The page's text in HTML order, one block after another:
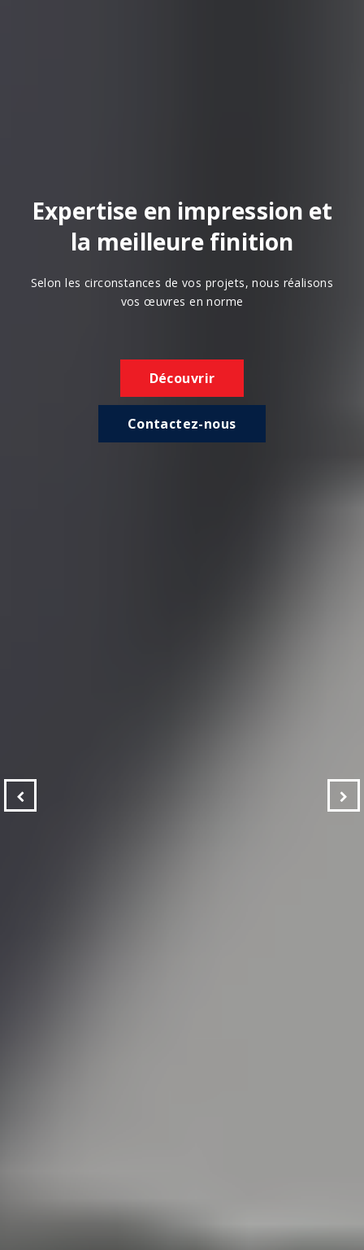
Expertise en impression et
la meilleure finition
Selon les circonstances de vos projets, nous réalisons
vos œuvres en norme
Découvrir
Contactez-nous